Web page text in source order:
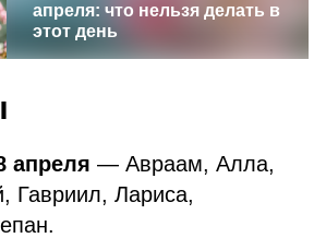
апреля: что нельзя делать в
этот день
апреля — Авраам, Алла,
Гавриил, Лариса,